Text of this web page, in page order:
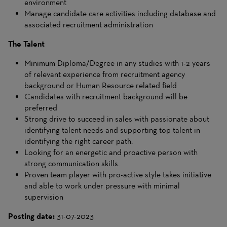
environment
Manage candidate care activities including database and
associated recruitment administration
The Talent
Minimum Diploma/Degree in any studies with 1-2 years
of relevant experience from recruitment agency
background or Human Resource related field
Candidates with recruitment background will be
preferred
Strong drive to succeed in sales with passionate about
identifying talent needs and supporting top talent in
identifying the right career path.
Looking for an energetic and proactive person with
strong communication skills.
Proven team player with pro-active style takes initiative
and able to work under pressure with minimal
supervision
Posting date: 31-07-2023